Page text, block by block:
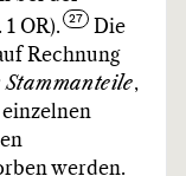
OR).
Die
Rechnung
,
einzelnen
werden.